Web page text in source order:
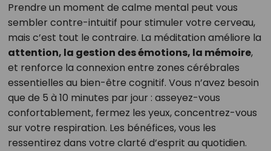
Prendre un moment de calme mental peut vous
sembler contre-intuitif pour stimuler votre cerveau,
mais c’est tout le contraire. La méditation améliore la
attention, la gestion des émotions, la mémoire,
et renforce la connexion entre zones cérébrales
essentielles au bien-être cognitif. Vous n’avez besoin
que de 5 à 10 minutes par jour : asseyez-vous
confortablement, fermez les yeux, concentrez-vous
sur votre respiration. Les bénéfices, vous les
ressentirez dans votre clarté d’esprit au quotidien.